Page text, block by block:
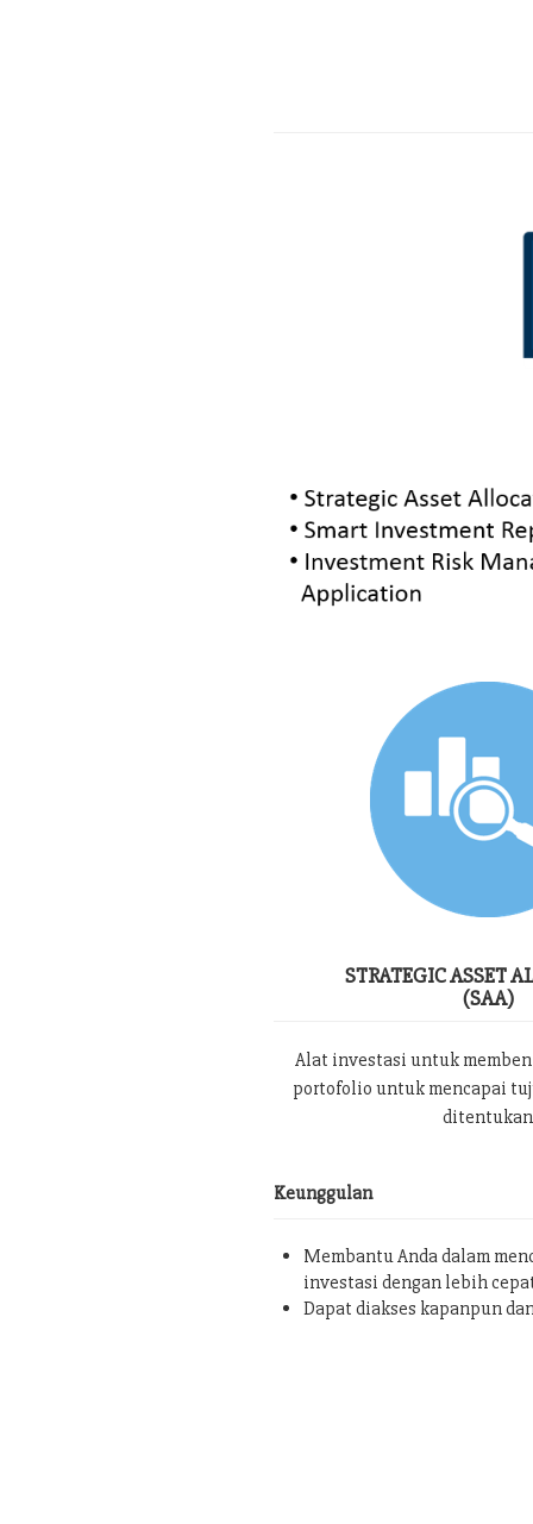
STRATEGIC ASSET
(SAA)
Alat investasi untuk
portofolio untuk mencapai
ditentukan
Keunggulan
Membantu Anda dalam
investasi dengan lebih
Dapat diakses kapanpun